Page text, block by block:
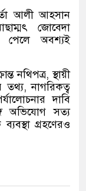
আলী আহসান
জোবেদা
পেলে অবশ্যই
নথিপত্র, স্থায়ী
তথ্য, নাগরিকত্ব
দাবি
অভিযোগ সত্য
গ্রহণেরও